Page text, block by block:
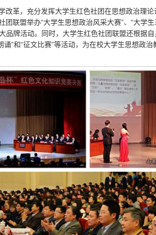
改革，充分发挥大学生红色社团在思想政治理论
联盟举办“大学生思想政治风采大赛”、“大学
品牌活动。同时，大学生红色社团联盟还根据
诵”和“征文比赛”等活动，为在校大学生思想政